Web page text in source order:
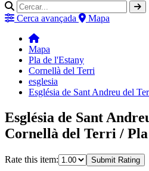
Cerca avançada Mapa
Mapa
Pla de l'Estany
Cornellà del Terri
esglesia
Església de Sant Andreu del
Església de Sant
Cornellà del Terri / Pla
Rate this item: Submit Rating